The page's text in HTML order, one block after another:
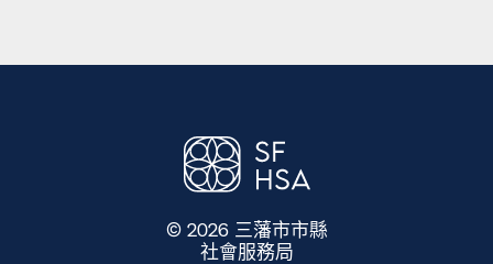
© 2026 三藩市市縣
社會服務局